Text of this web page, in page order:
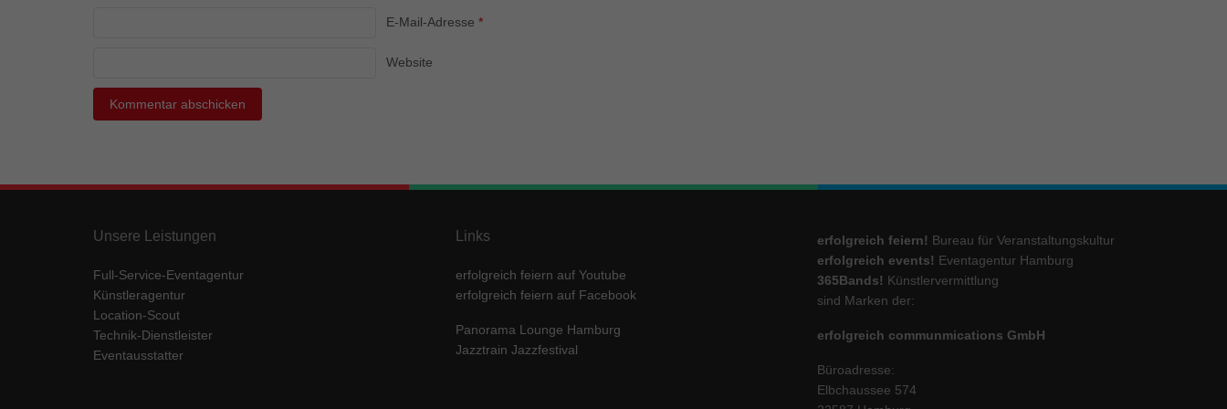
E-Mail-Adresse *
Website
Unsere Leistungen
Full-Service-Eventagentur
Künstleragentur
Location-Scout
Technik-Dienstleister
Eventausstatter
Links
erfolgreich feiern auf Youtube
erfolgreich feiern auf Facebook
Panorama Lounge Hamburg
Jazztrain Jazzfestival
erfolgreich feiern! Bureau für Veranstaltungskultur
erfolgreich events! Eventagentur Hamburg
365Bands! Künstlervermittlung
sind Marken der:
erfolgreich communmications GmbH
Büroadresse:
Elbchaussee 574
Cookie-Informationen anzeigen
Inhalte von Videoplattformen und Social-Media-Plattformen werden standardmäßig blockiert.
Wenn Cookies von externen Medien akzeptiert werden, bedarf der Zugriff auf diese Inhalte
keiner manuellen Einwilligung mehr.
Impressum